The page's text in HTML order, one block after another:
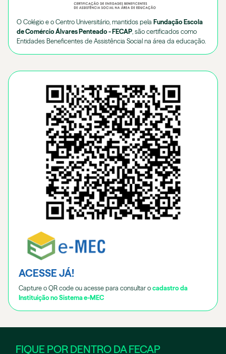
O Colégio e o Centro Universitário, mantidos pela Fundação Escola
de Comércio Álvares Penteado - FECAP , são certificados como
Entidades Beneficentes de Assistência Social na área da educação.
ACESSE JÁ!
Capture o QR code ou acesse para consultar o cadastro da
Instituição no Sistema e-MEC
FIQUE POR DENTRO DA FECAP